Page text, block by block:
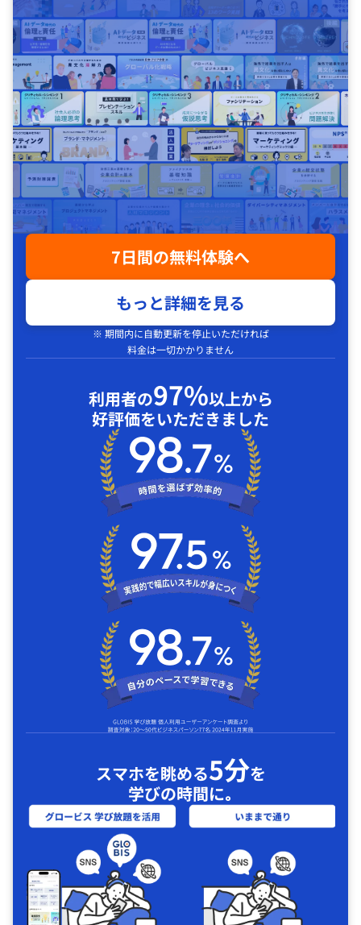
7日間の無料体験へ
もっと詳細を見る
※ 期間内に自動更新を停止いただければ
料金は一切かかりません
利用者の97%以上から
好評価をいただきました
スマホを眺める5分を
学びの時間に｡